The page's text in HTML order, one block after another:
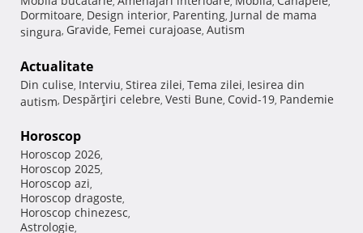
Dormitoare, Design interior, Parenting, Jurnal de mama
singura, Gravide, Femei curajoase, Autism
Actualitate
Din culise, Interviu, Stirea zilei, Tema zilei, Iesirea din
autism, Despărţiri celebre, Vesti Bune, Covid-19, Pandemie
Horoscop
Horoscop 2026,
Horoscop 2025,
Horoscop azi,
Horoscop dragoste,
Horoscop chinezesc,
Astrologie,